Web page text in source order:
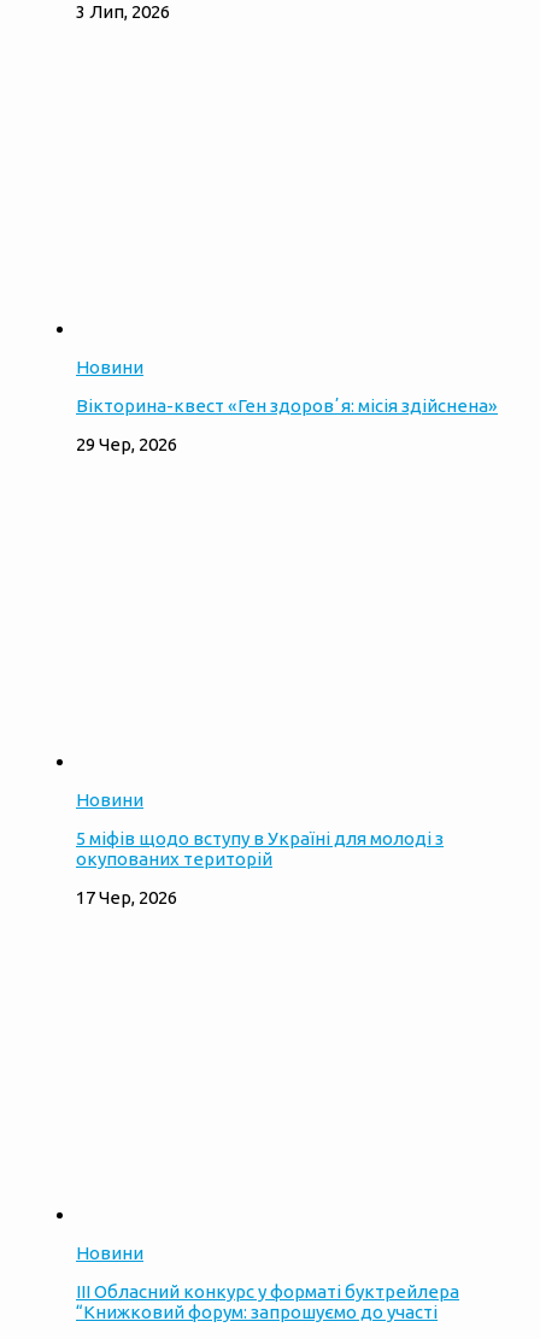
3 Лип, 2026
Новини
Вікторина-квест «Ген здоровʼя: місія здійснена»
29 Чер, 2026
Новини
5 міфів щодо вступу в Україні для молоді з
окупованих територій
17 Чер, 2026
Новини
ІІІ Обласний конкурс у форматі буктрейлера
“Книжковий форум: запрошуємо до участі